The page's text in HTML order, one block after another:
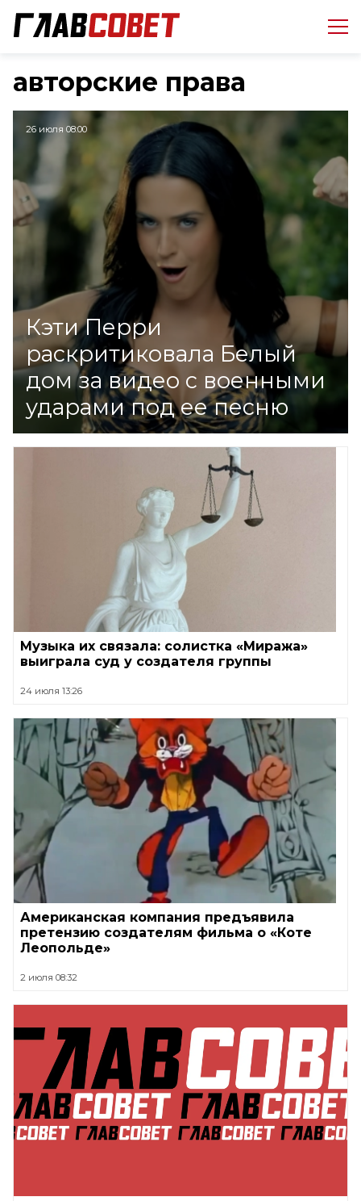
авторские права
26 июля 08:00
Кэти Перри
раскритиковала Белый
дом за видео с военными
ударами под ее песню
Музыка их связала: солистка «Миража»
выиграла суд у создателя группы
24 июля 13:26
Американская компания предъявила
претензию создателям фильма о «Коте
Леопольде»
2 июля 08:32